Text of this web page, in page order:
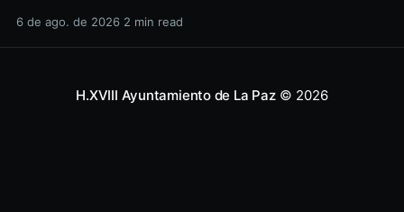
salud y los derechos de las mujeres, así como generar
6 de ago. de 2026 2 min read
H.XVIII Ayuntamiento de La Paz© 2026